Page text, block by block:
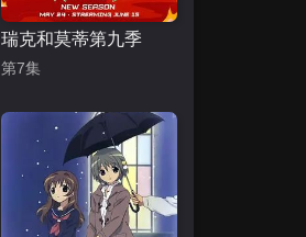
瑞克和莫蒂第九季
第7集